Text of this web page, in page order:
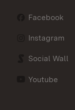
Facebook
Instagram
Social Wall
Youtube